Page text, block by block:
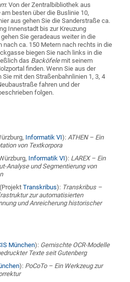
: Von der Zentralbibliothek aus
am besten über die Buslinie 10,
aus gehen Sie die Sanderstraße ca.
Innenstadt bis zur Kreuzung
Sie geradeaus weiter in die
nach ca. 150 Metern nach rechts in die
biegen Sie nach links in die
das Backöfelemit seinem
finden. Wenn Sie aus der
mit den Straßenbahnlinien 1, 3, 4
fahren und der
folgen.
Informatik VI): ATHEN – Ein
von Textkorpora
Informatik VI): LAREX – Ein
Analyse und Segmentierung von
Transkribus): Transkribus –
zur automatisierten
und Anreicherung historischer
München): Gemischte OCR-Modelle
Texte seit Gutenberg
): PoCoTo – Ein Werkzeug zur